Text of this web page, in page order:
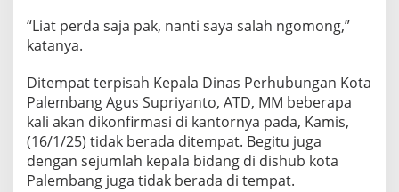
“Liat perda saja pak, nanti saya salah ngomong,”
katanya.
Ditempat terpisah Kepala Dinas Perhubungan Kota
Palembang Agus Supriyanto, ATD, MM beberapa
kali akan dikonfirmasi di kantornya pada, Kamis,
(16/1/25) tidak berada ditempat. Begitu juga
dengan sejumlah kepala bidang di dishub kota
Palembang juga tidak berada di tempat.